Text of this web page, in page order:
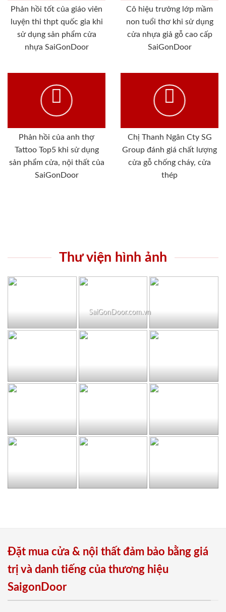
Phản hồi tốt của giáo viên
luyện thi thpt quốc gia khi
sử dụng sản phẩm cửa
nhựa SaiGonDoor
Cô hiệu trưởng lớp mầm
non tuổi thơ khi sử dụng
cửa nhựa giả gỗ cao cấp
SaiGonDoor
Phản hồi của anh thợ
Tattoo Top5 khi sử dụng
sản phẩm cửa, nội thất của
SaiGonDoor
Chị Thanh Ngân Cty SG
Group đánh giá chất lượng
cửa gỗ chống cháy, cửa
thép
Thư viện hình ảnh
SaiGonDoor.com.vn
Đặt mua cửa & nội thất đảm bảo bằng giá
trị và danh tiếng của thương hiệu
SaigonDoor